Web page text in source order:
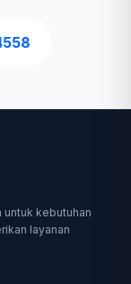
kebutuhan
layanan